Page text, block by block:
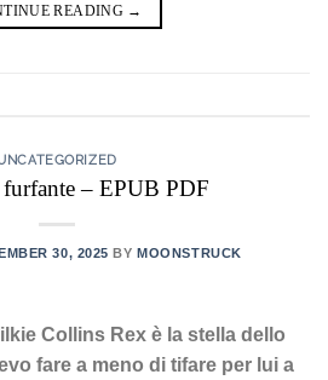
READING →
– EPUB PDF
30, 2025 BYMOONSTRUCK
Collins Rex è la stella dello
fare a meno di tifare per lui a